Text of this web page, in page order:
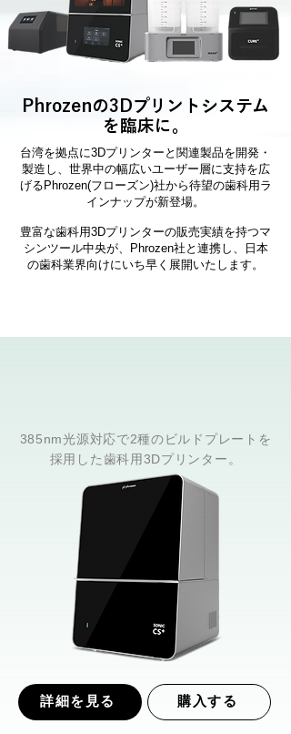
Phrozenの3Dプリントシステム
を臨床に。
台湾を拠点に3Dプリンターと関連製品を開発・
製造し、世界中の幅広いユーザー層に支持を広
げるPhrozen(フローズン)社から待望の歯科用ラ
インナップが新登場。
豊富な歯科用3Dプリンターの販売実績を持つマ
シンツール中央が、Phrozen社と連携し、日本
の歯科業界向けにいち早く展開いたします。
385nm光源対応で2種のビルドプレートを
採用した歯科用3Dプリンター。​
詳細を見る 購入する